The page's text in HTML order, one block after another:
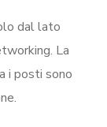
dal lato
La
i posti sono